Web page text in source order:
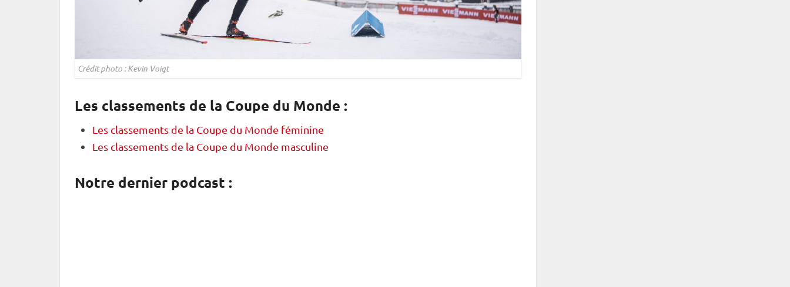
Crédit photo : Kevin Voigt
Les classements de la Coupe du Monde :
Les classements de la Coupe du Monde féminine
Les classements de la Coupe du Monde masculine
Notre dernier podcast :